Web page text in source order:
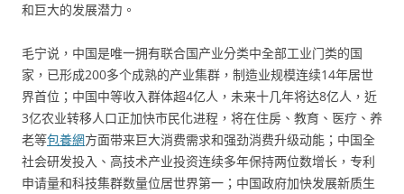
和巨大的发展潜力。
毛宁说，中国是唯一拥有联合国产业分类中全部工业门类的国
家，已形成200多个成熟的产业集群，制造业规模连续14年居世
界首位；中国中等收入群体超4亿人，未来十几年将达8亿人，近
3亿农业转移人口正加快市民化进程，将在住房、教育、医疗、养
老等包養網方面带来巨大消费需求和强劲消费升级动能；中国全
社会研发投入、高技术产业投资连续多年保持两位数增长，专利
申请量和科技集群数量位居世界第一；中国政府加快发展新质生